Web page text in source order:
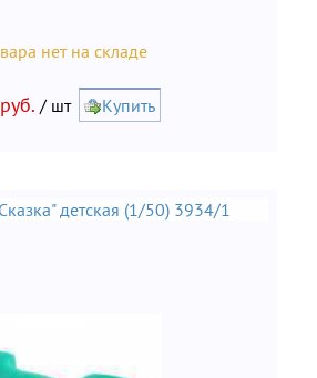
нет на складе
/ шт Купить
детская (1/50) 3934/1